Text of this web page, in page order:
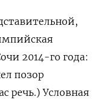
2014-го года:
позор
речь.) Условная